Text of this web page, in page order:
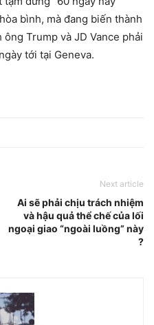
bình, mà đang biến thành
Trump và JD Vance phải
tới tại Geneva.
Next article
Ai sẽ phải chịu trách nhiệm
và hậu quả thể chế của lối
ngoại giao “ngoài luồng” này
?